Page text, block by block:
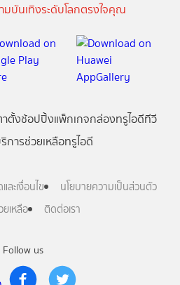
Follow us
บันเทิงระดับโลกตรงใจคุณ
ตั้งช้อปปิ้งแพ็กเกจกล่องทรูไอดีทีวี
การช่วยเหลือทรูไอดี
ละเงื่อนไข
นโยบายความเป็นส่วนตัว
เหลือ
ติดต่อเรา